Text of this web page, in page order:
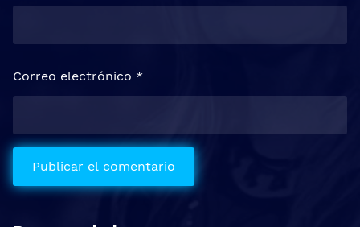
Correo electrónico *